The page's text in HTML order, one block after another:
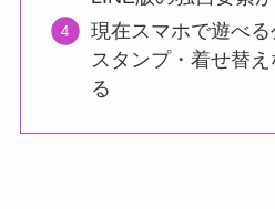
現在スマホで遊べ
スタンプ・着せ替
る